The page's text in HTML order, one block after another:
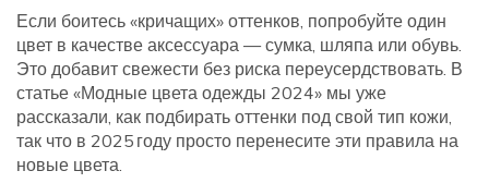
Если боитесь «кричащих» оттенков, попробуйте один
цвет в качестве аксессуара — сумка, шляпа или обувь.
Это добавит свежести без риска переусердствовать. В
статье «Модные цвета одежды 2024» мы уже
рассказали, как подбирать оттенки под свой тип кожи,
так что в 2025 году просто перенесите эти правила на
новые цвета.